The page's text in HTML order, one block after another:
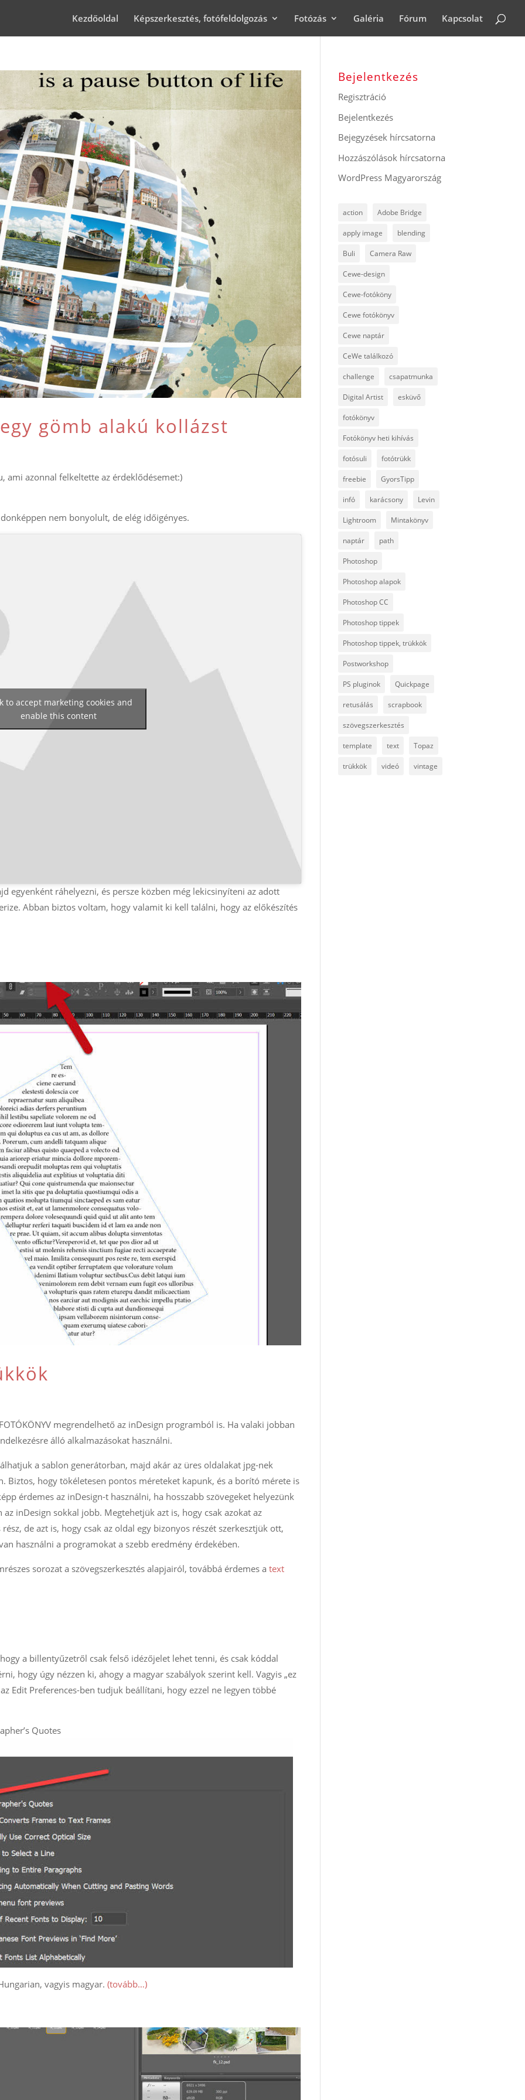
Kezdőoldal Képszerkesztés, fotófeldolgozás Fotózás Galéria Fórum Kapcsolat
gömb alakú kollázst
ami azonnal felkeltette az érdeklődésemet:)
nem bonyolult, de elég időigényes.
to accept marketing cookies and
enable this content
egyenként ráhelyezni, és persze közben még lekicsinyíteni az adott
Abban biztos voltam, hogy valamit ki kell találni, hogy az előkészítés
FOTÓKÖNYV megrendelhető az inDesign programból is. Ha valaki jobban
álló alkalmazásokat használni.
a sablon generátorban, majd akár az üres oldalakat jpg-nek
Biztos, hogy tökéletesen pontos méreteket kapunk, és a borító mérete is
érdemes az inDesign-t használni, ha hosszabb szövegeket helyezünk
inDesign sokkal jobb. Megtehetjük azt is, hogy csak azokat az
de azt is, hogy csak az oldal egy bizonyos részét szerkesztjük ott,
használni a programokat a szebb eredmény érdekében.
sorozat a szövegszerkesztés alapjairól, továbbá érdemes atext
a billentyűzetről csak felső idézőjelet lehet tenni, és csak kóddal
hogy úgy nézzen ki, ahogy a magyar szabályok szerint kell. Vagyis „ez
Edit Preferences-ben tudjuk beállítani, hogy ezzel ne legyen többé
Quotes
vagyis magyar.(tovább…)
Bejelentkezés
Regisztráció
Bejelentkezés
Bejegyzések hírcsatorna
Hozzászólások hírcsatorna
WordPress Magyarország
action Adobe Bridge
apply image blending
Buli Camera Raw
Cewe-design
Cewe-fotóköny
Cewe fotókönyv
Cewe naptár
CeWe találkozó
challenge csapatmunka
Digital Artist esküvő
fotókönyv
Fotókönyv heti kihívás
fotósuli fotótrükk
freebie GyorsTipp
infó karácsony Levin
Lightroom Mintakönyv
naptár path
Photoshop
Photoshop alapok
Photoshop CC
Photoshop tippek
Photoshop tippek, trükkök
Postworkshop
PS pluginok Quickpage
retusálás scrapbook
szövegszerkesztés
template text Topaz
trükkök videó vintage